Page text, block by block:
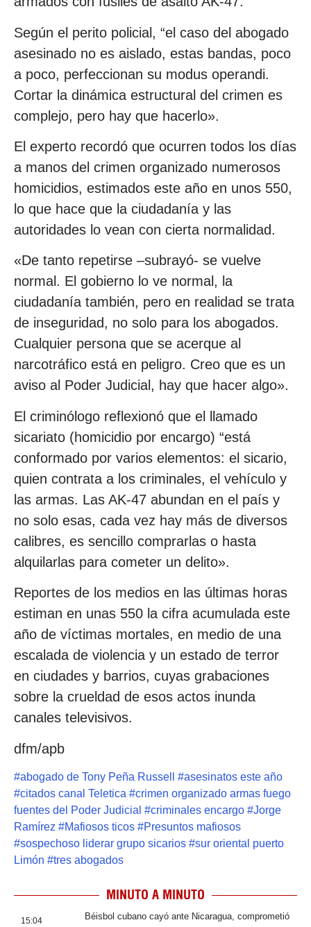
Según el perito policial, “el caso del abogado
asesinado no es aislado, estas bandas, poco
a poco, perfeccionan su modus operandi.
Cortar la dinámica estructural del crimen es
complejo, pero hay que hacerlo».
El experto recordó que ocurren todos los días
a manos del crimen organizado numerosos
homicidios, estimados este año en unos 550,
lo que hace que la ciudadanía y las
autoridades lo vean con cierta normalidad.
«De tanto repetirse –subrayó- se vuelve
normal. El gobierno lo ve normal, la
ciudadanía también, pero en realidad se trata
de inseguridad, no solo para los abogados.
Cualquier persona que se acerque al
narcotráfico está en peligro. Creo que es un
aviso al Poder Judicial, hay que hacer algo».
El criminólogo reflexionó que el llamado
sicariato (homicidio por encargo) “está
conformado por varios elementos: el sicario,
quien contrata a los criminales, el vehículo y
las armas. Las AK-47 abundan en el país y
no solo esas, cada vez hay más de diversos
calibres, es sencillo comprarlas o hasta
alquilarlas para cometer un delito».
Reportes de los medios en las últimas horas
estiman en unas 550 la cifra acumulada este
año de víctimas mortales, en medio de una
escalada de violencia y un estado de terror
en ciudades y barrios, cuyas grabaciones
sobre la crueldad de esos actos inunda
canales televisivos.
dfm/apb
#abogado de Tony Peña Russell #asesinatos este año
#citados canal Teletica #crimen organizado armas fuego
fuentes del Poder Judicial #criminales encargo #Jorge
Ramírez #Mafiosos ticos #Presuntos mafiosos
#sospechoso liderar grupo sicarios #sur oriental puerto
Limón #tres abogados
MINUTO A MINUTO
15:04
Béisbol cubano cayó ante Nicaragua, comprometió